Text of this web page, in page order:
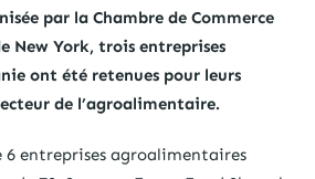
par la Chambre de Commerce
New York, trois entreprises
ont été retenues pour leurs
de l’agroalimentaire.
6 entreprises agroalimentaires